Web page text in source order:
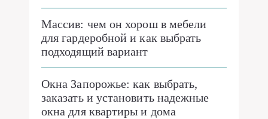
Массив: чем он хорош в мебели
для гардеробной и как выбрать
подходящий вариант
Окна Запорожье: как выбрать,
заказать и установить надежные
окна для квартиры и дома